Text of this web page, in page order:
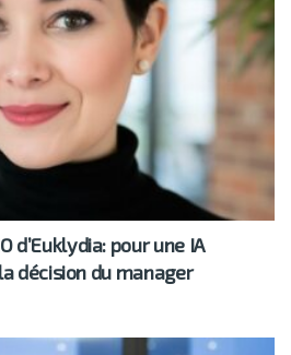
d’Euklydia: pour une IA
décision du manager